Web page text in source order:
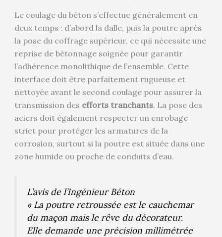
Le coulage du béton s’effectue généralement en
deux temps : d’abord la dalle, puis la poutre après
la pose du coffrage supérieur, ce qui nécessite une
reprise de bétonnage soignée pour garantir
l’adhérence monolithique de l’ensemble. Cette
interface doit être parfaitement rugueuse et
nettoyée avant le second coulage pour assurer la
transmission des efforts tranchants. La pose des
aciers doit également respecter un enrobage
strict pour protéger les armatures de la
corrosion, surtout si la poutre est située dans une
zone humide ou proche de conduits d’eau.
L’avis de l’Ingénieur Béton
« La poutre retroussée est le cauchemar
du maçon mais le rêve du décorateur.
Elle demande une précision millimétrée